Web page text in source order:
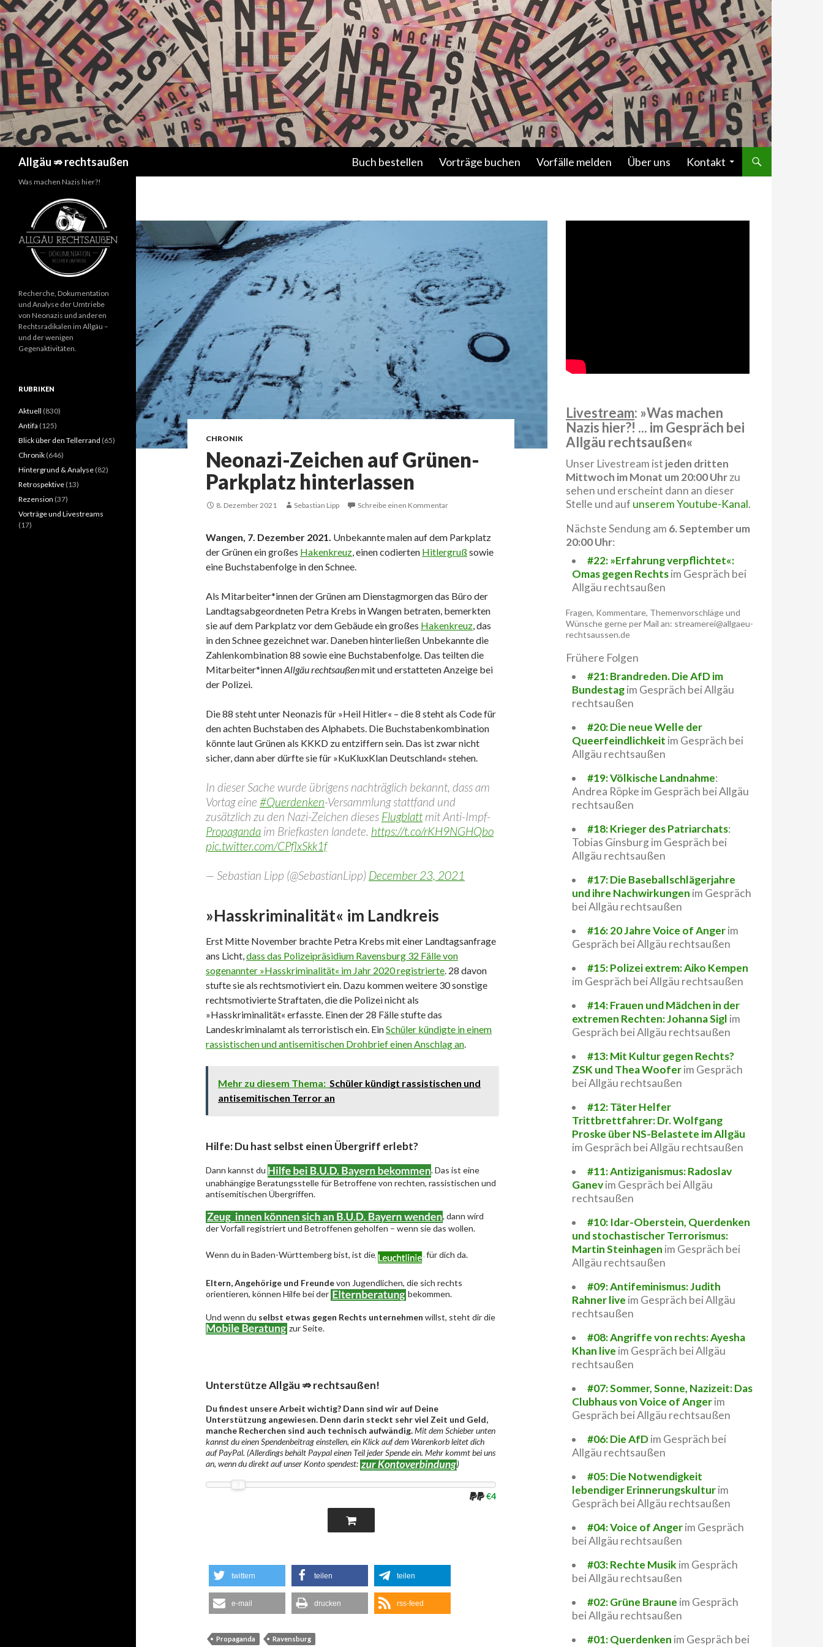
Allgäu ⇏ rechtsaußen Buch bestellen Vorträge buchen Vorfälle melden Über uns Kontakt
CHRONIK
Neonazi-Zeichen auf Grünen-
Parkplatz hinterlassen
8. Dezember 2021 Sebastian Lipp Schreibe einen Kommentar
Wangen, 7. Dezember 2021. Unbekannte malen auf dem Parkplatz
der Grünen ein großes Hakenkreuz, einen codierten Hitlergrußsowie
eine Buchstabenfolge in den Schnee.
Als Mitarbeiter*innen der Grünen am Dienstagmorgen das Büro der
Landtagsabgeordneten Petra Krebs in Wangen betraten, bemerkten
sie auf dem Parkplatz vor dem Gebäude ein großes Hakenkreuz, das
in den Schnee gezeichnet war. Daneben hinterließen Unbekannte die
Zahlenkombination 88 sowie eine Buchstabenfolge. Das teilten die
Mitarbeiter*innenAllgäu rechtsaußenmit und erstatteten Anzeige bei
der Polizei.
Die 88 steht unter Neonazis für »Heil Hitler« – die 8 steht als Code für
den achten Buchstaben des Alphabets. Die Buchstabenkombination
könnte laut Grünen als KKKD zu entziffern sein. Das ist zwar nicht
sicher, dann aber dürfte sie für »KuKluxKlan Deutschland« stehen.
In dieser Sache wurde übrigens nachträglich bekannt, dass am
Vortag eine #Querdenken-Versammlung stattfand und
zusätzlich zu den Nazi-Zeichen dieses Flugblattmit Anti-Impf-
Propaganda im Briefkasten landete. https://t.co/rKH9NGHQbo
pic.twitter.com/CPflxSkk1f
— Sebastian Lipp (@SebastianLipp) December 23, 2021
»Hasskriminalität« im Landkreis
Erst Mitte November brachte Petra Krebs mit einer Landtagsanfrage
ans Licht,dass das Polizeipräsidium Ravensburg 32 Fälle von
sogenannter »Hasskriminalität« im Jahr 2020 registrierte. 28 davon
stufte sie als rechtsmotiviert ein. Dazu kommen weitere 30 sonstige
rechtsmotivierte Straftaten, die die Polizei nicht als
»Hasskriminalität« erfasste. Einen der 28 Fälle stufte das
Landeskriminalamt als terroristisch ein. EinSchüler kündigte in einem
rassistischen und antisemitischen Drohbrief einen Anschlag an.
Mehr zu diesem Thema: Schüler kündigt rassistischen und
antisemitischen Terror an
Hilfe: Du hast selbst einen Übergriff erlebt?
Dann kannst du
. Das ist eine
unabhängige Beratungsstelle für Betroffene von rechten, rassistischen und
antisemitischen Übergriffen.
, dann wird
der Vorfall registriert und Betroffenen geholfen – wenn sie das wollen.
Wenn du in Baden-Württemberg bist, ist die für dich da.
Eltern, Angehörige und Freundevon Jugendlichen, die sich rechts
orientieren, können Hilfe bei der
bekommen.
Und wenn du selbst etwas gegen Rechts unternehmen willst, steht dir die
zur Seite.
Unterstütze Allgäu ⇏ rechtsaußen!
Du findest unsere Arbeit wichtig? Dann sind wir auf Deine
Unterstützung angewiesen. Denn darin steckt sehr viel Zeit und Geld,
manche Recherchen sind auch technisch aufwändig.Mit dem Schieber unten
kannst du einen Spendenbeitrag einstellen, ein Klick auf dem Warenkorb leitet dich
auf PayPal. (Allerdings behält Paypal einen Teil jeder Spende ein. Mehr kommt bei uns
an, wenn du direkt auf unser Konto spendest:
)
€4
twittern teilen teilen
e-mail drucken rss-feed
Propaganda Ravensburg
Livestream: »Was machen
Nazis hier?! ... im Gespräch bei
Allgäu rechtsaußen«
Unser Livestream ist jeden dritten
Mittwoch im Monat um 20:00 Uhrzu
sehen und erscheint dann an dieser
Stelle und auf unserem Youtube-Kanal.
Nächste Sendung am 6. September um
20:00 Uhr:
#22: »Erfahrung verpflichtet«:
Omas gegen Rechtsim Gespräch bei
Allgäu rechtsaußen
Fragen, Kommentare, Themenvorschläge und
Wünsche gerne per Mail an: streamerei@allgaeu-
rechtsaussen.de
Frühere Folgen
#21: Brandreden. Die AfD im
Bundestagim Gespräch bei Allgäu
rechtsaußen
#20: Die neue Welle der
Queerfeindlichkeit im Gespräch bei
Allgäu rechtsaußen
#19: Völkische Landnahme:
Andrea Röpke im Gespräch bei Allgäu
rechtsaußen
#18: Krieger des Patriarchats:
Tobias Ginsburg im Gespräch bei
Allgäu rechtsaußen
#17: Die Baseballschlägerjahre
und ihre Nachwirkungen im Gespräch
bei Allgäu rechtsaußen
#16: 20 Jahre Voice of Angerim
Gespräch bei Allgäu rechtsaußen
#15: Polizei extrem: Aiko Kempen
im Gespräch bei Allgäu rechtsaußen
#14: Frauen und Mädchen in der
extremen Rechten: Johanna Sigl im
Gespräch bei Allgäu rechtsaußen
#13: Mit Kultur gegen Rechts?
ZSK und Thea Wooferim Gespräch
bei Allgäu rechtsaußen
#12: Täter Helfer
Trittbrettfahrer: Dr. Wolfgang
Proske über NS-Belastete im Allgäu
im Gespräch bei Allgäu rechtsaußen
#11: Antiziganismus: Radoslav
Ganevim Gespräch bei Allgäu
rechtsaußen
#10: Idar-Oberstein, Querdenken
und stochastischer Terrorismus:
Martin Steinhagen im Gespräch bei
Allgäu rechtsaußen
#09: Antifeminismus: Judith
Rahner live im Gespräch bei Allgäu
rechtsaußen
#08: Angriffe von rechts: Ayesha
Khan live im Gespräch bei Allgäu
rechtsaußen
#07: Sommer, Sonne, Nazizeit: Das
Clubhaus von Voice of Angerim
Gespräch bei Allgäu rechtsaußen
#06: Die AfDim Gespräch bei
Allgäu rechtsaußen
#05: Die Notwendigkeit
lebendiger Erinnerungskulturim
Gespräch bei Allgäu rechtsaußen
#04: Voice of Angerim Gespräch
bei Allgäu rechtsaußen
#03: Rechte Musik im Gespräch
bei Allgäu rechtsaußen
#02: Grüne Braune im Gespräch
bei Allgäu rechtsaußen
#01: Querdenken im Gespräch bei
Was machen Nazis hier?!
Recherche, Dokumentation
und Analyse der Umtriebe
von Neonazis und anderen
Rechtsradikalen im Allgäu –
und der wenigen
Gegenaktivitäten.
RUBRIKEN
Aktuell (830)
Antifa (125)
Blick über den Tellerrand (65)
Chronik (646)
Hintergrund & Analyse (82)
Retrospektive (13)
Rezension (37)
Vorträge und Livestreams
(17)